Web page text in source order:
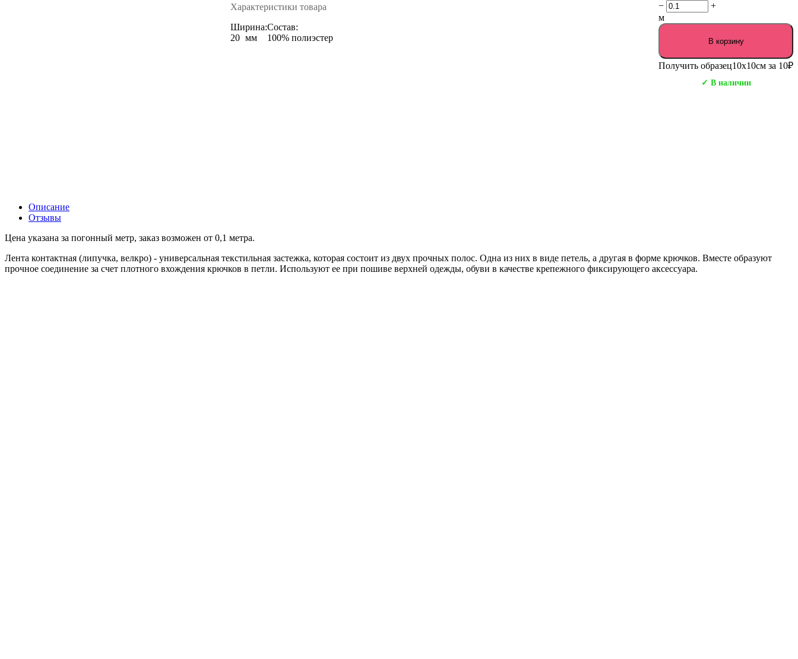
Характеристики товара
Ширина:
20 мм
Состав:
100% полиэстер
−
+
м
В корзину
Получить образец10х10см за 10₽
✓ В наличии
Описание
Отзывы
Цена указана за погонный метр, заказ возможен от 0,1 метра.
Лента контактная (липучка, велкро) - универсальная текстильная застежка, которая состоит из двух прочных полос. Одна из них в виде петель, а другая в форме крючков. Вместе образуют
прочное соединение за счет плотного вхождения крючков в петли. Используют ее при пошиве верхней одежды, обуви в качестве крепежного фиксирующего аксессуара.